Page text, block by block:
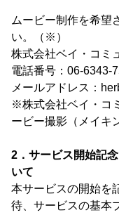
ムービー制作を希望
い。（※）
株式会社ベイ・コミ
電話番号：06-6343-
メールアドレス：
※株式会社ベイ・コ
ービー撮影（メイキ
2．サービス開始記
いて
本サービスの開始を
待、サービスの基本